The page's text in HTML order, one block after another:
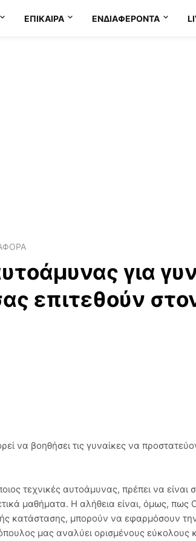
ΕΠΊΚΑΙΡΑ ΕΝΔΙΑΦΈΡΟΝΤΑ
για
επιτεθούν
να βοηθήσει τις γυναίκες να
τεχνικές αυτοάμυνας, πρέπει να είναι
μαθήματα. Η αλήθεια είναι, όμως, πως
κατάστασης, μπορούν να εφαρμόσουν
μας αναλύει ορισμένους εύκολους